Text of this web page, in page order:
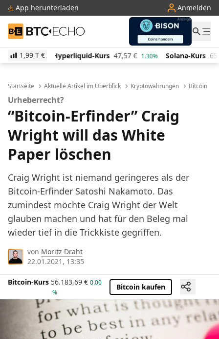
App herunterladen Anmelden
BTC-ECHO
1,99 T €
Kurs 47,57 € 1.30% Solana-Kurs 65,89 € 3.10% TRON-Kurs
Startseite Aktuelle Artikel im Überblick Kryptowährungen Bitcoin
Urheberrecht?
“Bitcoin-Erfinder” Craig
Wright will das White
Paper löschen
Craig Wright ist niemand geringeres als der
Bitcoin-Erfinder Satoshi Nakamoto. Das
zumindest möchte Craig Wright der Welt
glauben machen und hat für den Beleg mal
wieder tief in die Trickkiste gegriffen.
von Moritz Draht
22.01.2021, 13:35
Bitcoin-Kurs 56.183,69 € 0.00
%
Bitcoin kaufen